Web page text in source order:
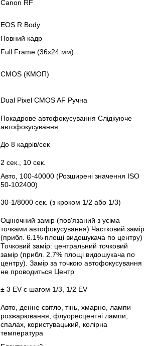
Canon RF
EOS R Body
Повний кадр
Full Frame (36х24 мм)
CMOS (КМОП)
Dual Pixel CMOS AF Ручна
Покадрове автофокусування Слідкуюче
автофокусування
До 8 кадрів/сек
2 сек., 10 сек.
Авто, 100-40000 (Розширені значення ISO
50-102400)
30-1/8000 сек. (з кроком 1/2 або 1/3)
Оціночний замір (пов'язаний з усіма
точками автофокусування) Частковий замір
(прибл. 6.1% площі видошукача по центру)
Точковий замір: центральний точковий
замір (прибл. 2.7% площі видошукача по
центру). Замір за точкою автофокусування
не проводиться Центр
± 3 EV с шагом 1/3, 1/2 EV
Авто, денне світло, тінь, хмарно, лампи
розжарювання, флуоресцентні лампи,
спалах, користувацький, колірна
температура